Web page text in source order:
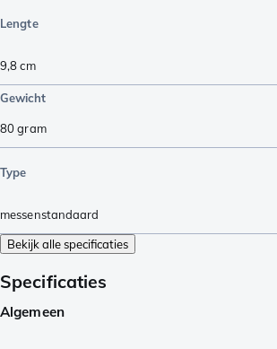
Lengte
9,8cm
Gewicht
80gram
Type
messenstandaard
Bekijk alle specificaties
Specificaties
Algemeen